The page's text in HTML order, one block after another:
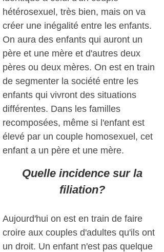
hétérosexuel, très bien, mais on va
créer une inégalité entre les enfants.
On aura des enfants qui auront un
père et une mère et d'autres deux
pères ou deux mères. On est en train
de segmenter la société entre les
enfants qui vivront des situations
différentes. Dans les familles
recomposées, même si l'enfant est
élevé par un couple homosexuel, cet
enfant a un père et une mère.
Quelle incidence sur la
filiation?
Aujourd'hui on est en train de faire
croire aux couples d'adultes qu'ils ont
un droit. Un enfant n'est pas quelque